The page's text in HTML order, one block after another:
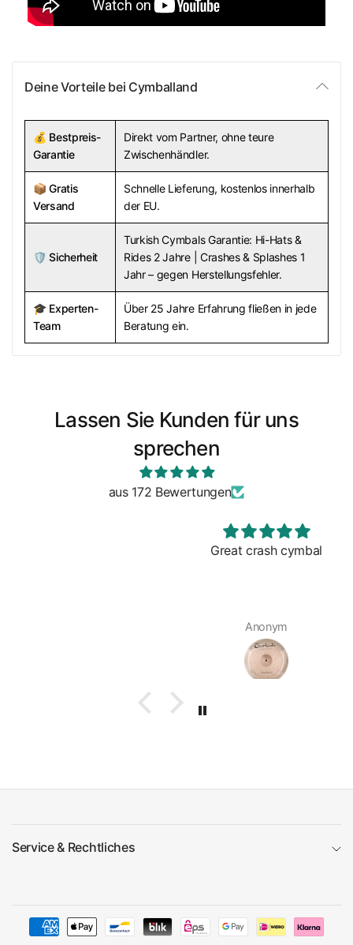
Deine Vorteile bei Cymballand
💰 Bestpreis-
Garantie
Direkt vom Partner, ohne teure
Zwischenhändler.
📦Gratis
Versand
Schnelle Lieferung, kostenlos innerhalb
der EU.
🛡️Sicherheit
Turkish Cymbals Garantie: Hi-Hats &
Rides 2 Jahre | Crashes & Splashes 1
Jahr – gegen Herstellungsfehler.
🎓 Experten-
Team
Über 25 Jahre Erfahrung fließen in jede
Beratung ein.
Lassen Sie Kunden für uns
sprechen
aus 172 Bewertungen
Great crash cymbal
Service & Rechtliches